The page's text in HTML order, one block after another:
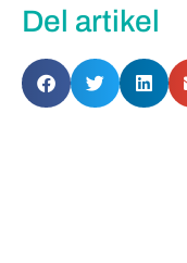
Del artikel